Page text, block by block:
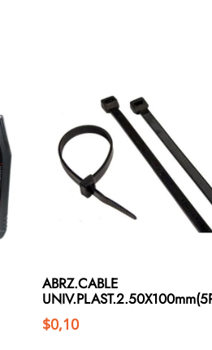
ABRZ.CABLE
$0,10